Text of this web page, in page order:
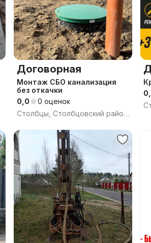
Договорная
Монтаж СБО канализация
без откачки
0,0
0 оценок
Столбцы, Столбцовский район, Минская область